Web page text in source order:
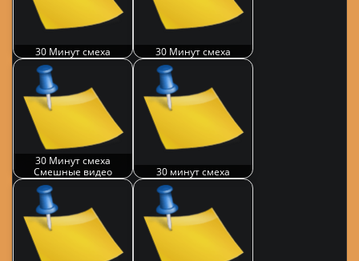
30 Минут смеха 30 Минут смеха
30 Минут смеха
Смешные видео
30 минут смеха